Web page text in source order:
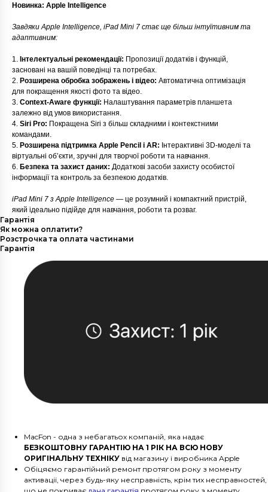
Новинка: Apple Intelligence
Завдяки Apple Intelligence, iPad Mini 7 стає ще більш інтуїтивним та
адаптивним:
1. Інтелектуальні рекомендації: Пропозиції додатків і функцій,
засновані на вашій поведінці та потребах.
2. Розширена обробка зображень і відео: Автоматична оптимізація
для покращення якості фото та відео.
3. Context-Aware функції: Налаштування параметрів планшета
залежно від умов використання.
4. Siri Pro: Покращена Siri з більш складними і контекстними
командами.
5. Розширена підтримка Apple Pencil і AR: Інтерактивні 3D-моделі та
віртуальні об’єкти, зручні для творчої роботи та навчання.
6. Безпека та захист даних: Додаткові засоби захисту особистої
інформації та контроль за безпекою додатків.
iPad Mini 7 з Apple Intelligence — це розумний і компактний пристрій,
який ідеально підійде для навчання, роботи та розваг.
Гарантія
Як можна оплатити?
Розстрочка та оплата частинами
Гарантія
MacFon - одна з небагатьох компаній, яка надає
БЕЗКОШТОВНУ ГАРАНТІЮ НА 1 РІК НА ВСЮ НОВУ
ОРИГІНАЛЬНУ ТЕХНІКУ від магазину і виробника Apple
Обіцяємо гарантійний ремонт протягом року з моменту
активації, через будь-яку несправність, крім тих несправностей,